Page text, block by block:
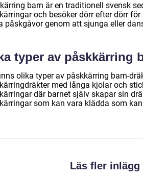
barn är en traditionell svensk
och besöker dörr efter dörr
påskgåvor genom att sjunga eller
typer av påskkärring
olika typer av påskkärring barn-
med långa kjolar och
där barnet själv skapar sin
som kan vara klädda som
Läs fler inlägg